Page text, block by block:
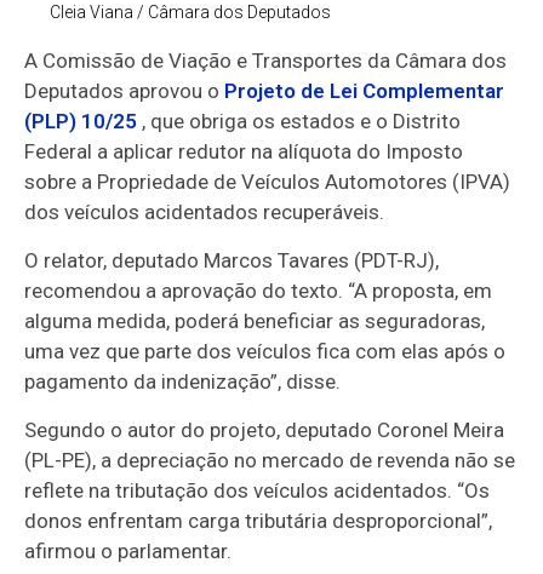
Cleia Viana / Câmara dos Deputados
A Comissão de Viação e Transportes da Câmara dos
Deputados aprovou o Projeto de Lei Complementar
(PLP) 10/25 , que obriga os estados e o Distrito
Federal a aplicar redutor na alíquota do Imposto
sobre a Propriedade de Veículos Automotores (IPVA)
dos veículos acidentados recuperáveis.
O relator, deputado Marcos Tavares (PDT-RJ),
recomendou a aprovação do texto. “A proposta, em
alguma medida, poderá beneficiar as seguradoras,
uma vez que parte dos veículos fica com elas após o
pagamento da indenização”, disse.
Segundo o autor do projeto, deputado Coronel Meira
(PL-PE), a depreciação no mercado de revenda não se
reflete na tributação dos veículos acidentados. “Os
donos enfrentam carga tributária desproporcional”,
afirmou o parlamentar.